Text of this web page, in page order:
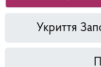
Укриття